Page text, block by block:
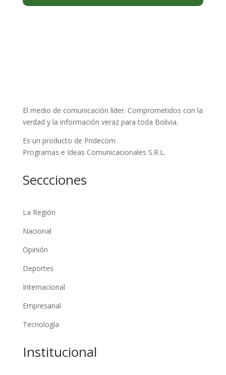
El medio de comunicación líder. Comprometidos con la
verdad y la información veraz para toda Bolivia.
Es un producto de Pridecom
Programas e Ideas Comunicacionales S.R.L.
Seccciones
La Región
Nacional
Opinión
Deportes
Internacional
Empresarial
Tecnología
Institucional